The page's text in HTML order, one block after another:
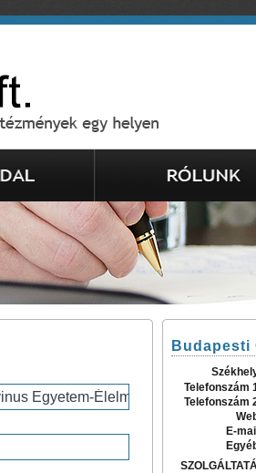
Budapesti
Telefonszám
Telefonszám
E-